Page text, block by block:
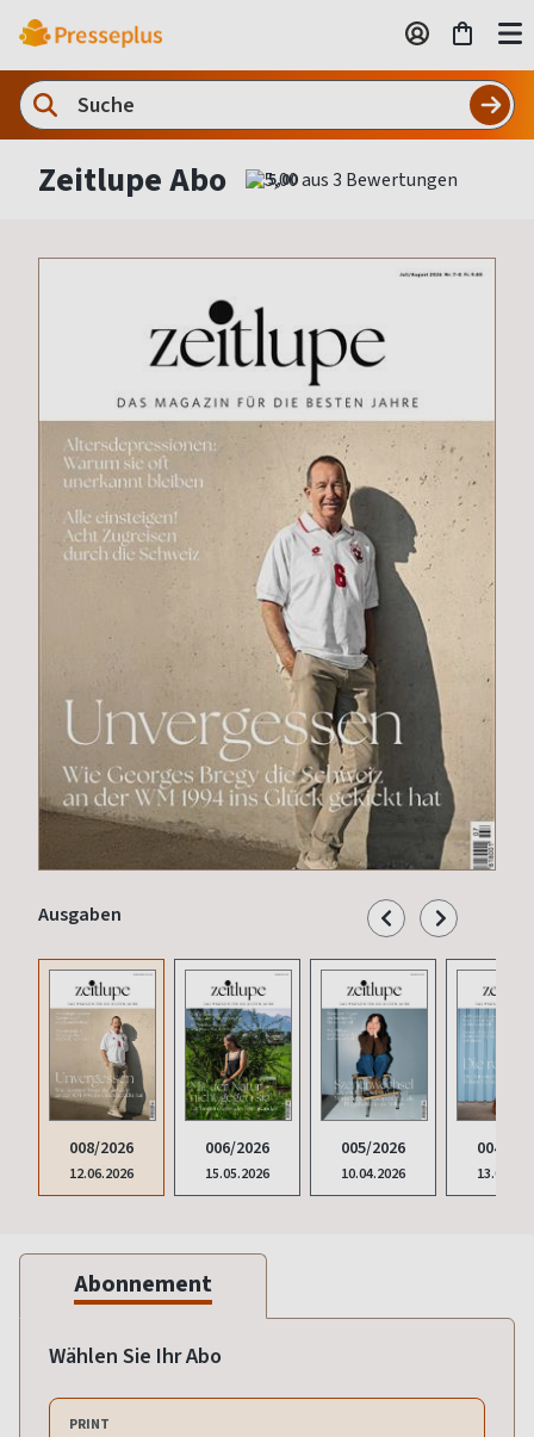
Zeitlupe Abo 5,00
Ausgaben
008/2026
12.06.2026
006/2026
15.05.2026
005/2026
10.04.2026
004/
Abonnement
Wählen Sie Ihr Abo
PRINT